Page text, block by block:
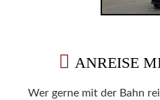
ANREISE
Wer gerne mit der Bahn